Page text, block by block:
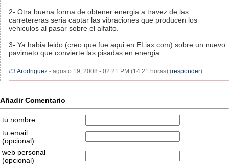
2- Otra buena forma de obtener energia a travez de las
carretereras seria captar las vibraciones que producen los
vehiculos al pasar sobre el alfalto.
3- Ya habia leido (creo que fue aqui en ELiax.com) sobre un nuevo
pavimeto que convierte las pisadas en energia.
#3Arodriguez - agosto 19, 2008 - 02:21 PM (14:21 horas) (responder)
Añadir Comentario
tu nombre
tu email
(opcional)
web personal
(opcional)